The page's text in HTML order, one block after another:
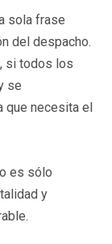
sola frase
del despacho.
si todos los
se
que necesita el
es sólo
y